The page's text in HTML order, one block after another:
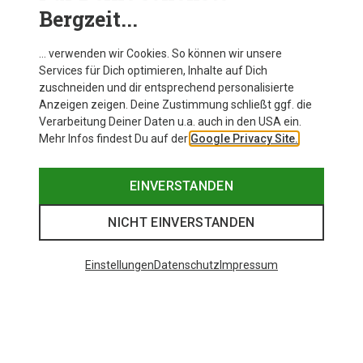
Zur Produktseite
Bergzeit...
… verwenden wir Cookies. So können wir unsere
Services für Dich optimieren, Inhalte auf Dich
zuschneiden und dir entsprechend personalisierte
Anzeigen zeigen. Deine Zustimmung schließt ggf. die
Verarbeitung Deiner Daten u.a. auch in den USA ein.
Mehr Infos findest Du auf der Google Privacy Site.
EINVERSTANDEN
NICHT EINVERSTANDEN
EinstellungenDatenschutz Impressum